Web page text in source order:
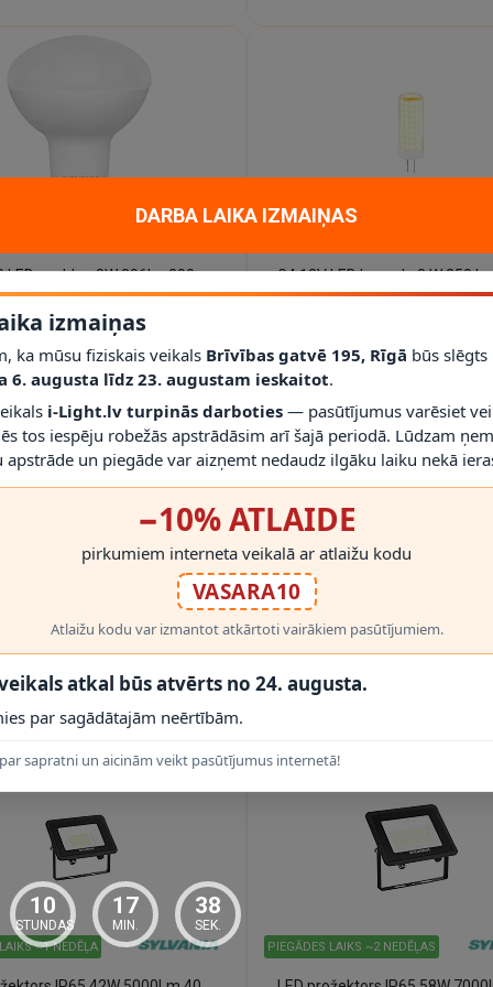
E
27 R80 LED spuldze 8W 806lm 3000K 120° (Sylvania)
5.99€
6.25€
L
ED GU10 spuldze 3,7W 345lm 2700K 36°, CRI ≥90 (Sylvania)
3.30€
5.49€
~1 NEDĒĻA PIEGĀDES LAIKS ~2 NEDĒĻAS
DARBA LAIKA IZMAIŅAS
izmaiņas
ka mūsu fiziskais veikals Brīvības gatvē 195, Rīgā būs slēgts
6. augusta līdz 23. augustam ieskaitot.
i-Light.lv turpinās darboties — pasūtījumus varēsiet
tos iespēju robežās apstrādāsim arī šajā periodā. Lūdzam
apstrāde un piegāde var aizņemt nedaudz ilgāku laiku nekā
−10% ATLAIDE
pirkumiem interneta veikalā ar atlaižu kodu
VASARA10
Atlaižu kodu var izmantot atkārtoti vairākiem pasūtījumiem.
atkal būs atvērts no 24. augusta.
par sagādātajām neērtībām.
sapratni un aicinām veikt pasūtījumus internetā!
10
STUNDAS
17
MIN.
37
SEK.